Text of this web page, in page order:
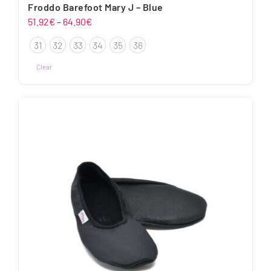
Froddo Barefoot Mary J – Blue
51.92€ – 64.90€
51.92€
kuni
31 32 33 34 35 36
Clear
tootelehel.